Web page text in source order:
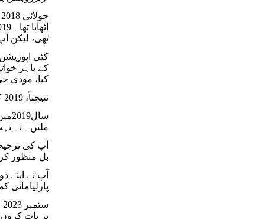
تھی، لیکن
کئی
کے باہر
کیا، مودی
نتیجتاً، 2019 کے لوک سبھا انتخابات میں خواتین کو ایک تہائی ریزرویشن سے محروم کر دیا گیا۔ اس معاملے پر یہ آپ کی پہلی وعدہ خلافی تھی۔
ملیں۔ یہ
آپ کی
بل منظور
آپ نے
پر بات